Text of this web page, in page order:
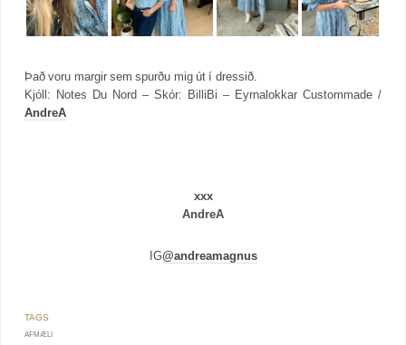
Það voru margir sem spurðu mig út í dressið.
Kjóll: Notes Du Nord – Skór: BilliBi – Eyrnalokkar Custommade /
AndreA
xxx
AndreA
IG@andreamagnus
AFMÆLI